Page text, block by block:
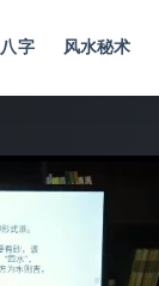
字 风水秘术